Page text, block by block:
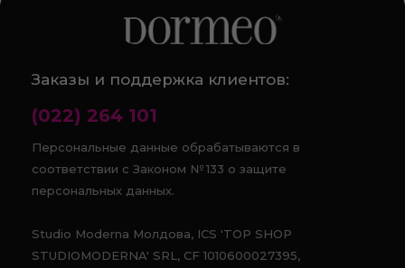
Заказы и поддержка клиентов:
(022) 264 101
Персональные данные обрабатываются в
соответствии с Законом № 133 о защите
персональных данных.
Studio Moderna Молдова, ICS 'TOP SHOP
STUDIOMODERNA' SRL, CF 1010600027395,